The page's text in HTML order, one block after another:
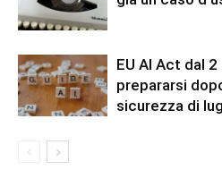
EU AI Act dal
prepararsi
sicurezza di